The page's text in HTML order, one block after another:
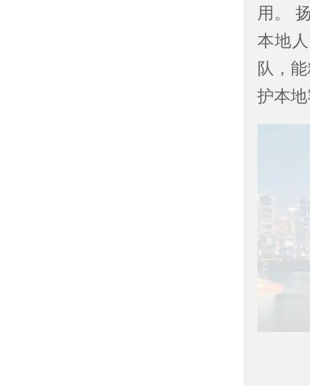
用。
本地
队，
护本